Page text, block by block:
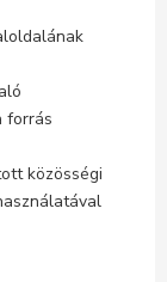
forrás
közösségi